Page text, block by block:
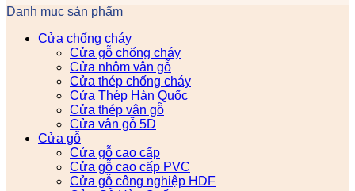
Danh mục sản phẩm
Cửa chống cháy
Cửa gỗ chống cháy
Cửa nhôm vân gỗ
Cửa thép chống cháy
Cửa Thép Hàn Quốc
Cửa thép vân gỗ
Cửa vân gỗ 5D
Cửa gỗ
Cửa gỗ cao cấp
Cửa gỗ cao cấp PVC
Cửa gỗ công nghiệp HDF